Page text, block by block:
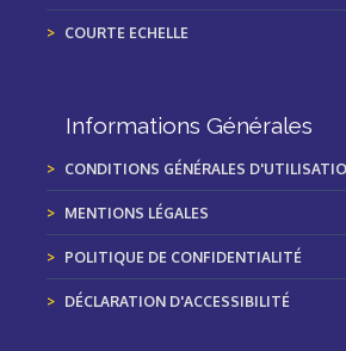
COURTE ECHELLE
Informations Générales
CONDITIONS GÉNÉRALES
MENTIONS LÉGALES
POLITIQUE DE CONFIDENTIALITÉ
DÉCLARATION D'ACCESSIBILITÉ